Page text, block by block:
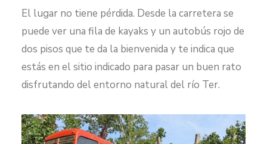
El lugar no tiene pérdida. Desde la carretera se
puede ver una fila de kayaks y un autobús rojo de
dos pisos que te da la bienvenida y te indica que
estás en el sitio indicado para pasar un buen rato
disfrutando del entorno natural del río Ter.